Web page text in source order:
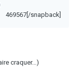
469567[/snapback]
craquer...)